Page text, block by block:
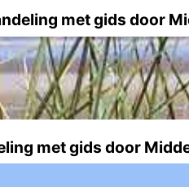
met gids door
met gids door